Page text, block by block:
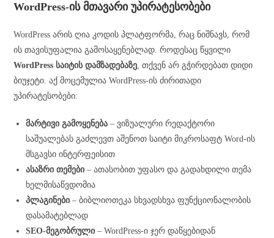
WordPress-ის მთავარი უპირატესობები
WordPress არის ღია კოდის პლატფორმა, რაც ნიშნავს, რომ
ის თავისუფალია გამოსაყენებლად. როდესაც წყვილი
WordPress საიტის დამზადებაზე, თქვენ არ გჭირდებათ დიდი
ბიუჯეტი. აქ მოცემულია WordPress-ის ძირითადი
უპირატესობები:
მარტივი გამოყენება – ვიზუალური რედაქტორი
საშუალებას გაძლევთ აშენოთ საიტი მიკროსაფტ Word-ის
მსგავსი ინტერფეისით
ასაზრი თემები – ათასობით უფასო და გადახდილი თემა
ხელმისაწვდომია
პლაგინები – ბიბლიოთეკა სხვადსხვა ფუნქციონალობის
დასამატებლად
SEO-მეგობრული – WordPress-ი ჯერ დაწყებიდან